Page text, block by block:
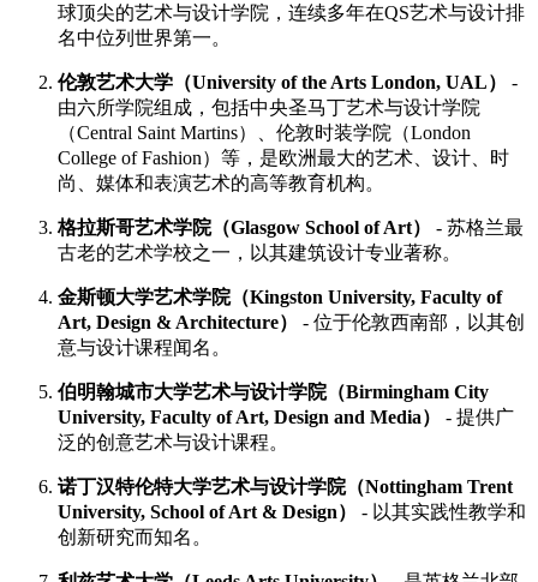
球顶尖的艺术与设计学院，连续多年在QS艺术与设计排
名中位列世界第一。
伦敦艺术大学（University of the Arts London, UAL）
-
由六所学院组成，包括中央圣马丁艺术与设计学院
（Central Saint Martins）、伦敦时装学院（London
College of Fashion）等，是欧洲最大的艺术、设计、时
尚、媒体和表演艺术的高等教育机构。
格拉斯哥艺术学院（Glasgow School of Art）
- 苏格兰最
古老的艺术学校之一，以其建筑设计专业著称。
金斯顿大学艺术学院（Kingston University, Faculty of
Art, Design & Architecture）
- 位于伦敦西南部，以其创
意与设计课程闻名。
伯明翰城市大学艺术与设计学院（Birmingham City
University, Faculty of Art, Design and Media）
- 提供广
泛的创意艺术与设计课程。
诺丁汉特伦特大学艺术与设计学院（Nottingham Trent
University, School of Art & Design）
- 以其实践性教学和
创新研究而知名。